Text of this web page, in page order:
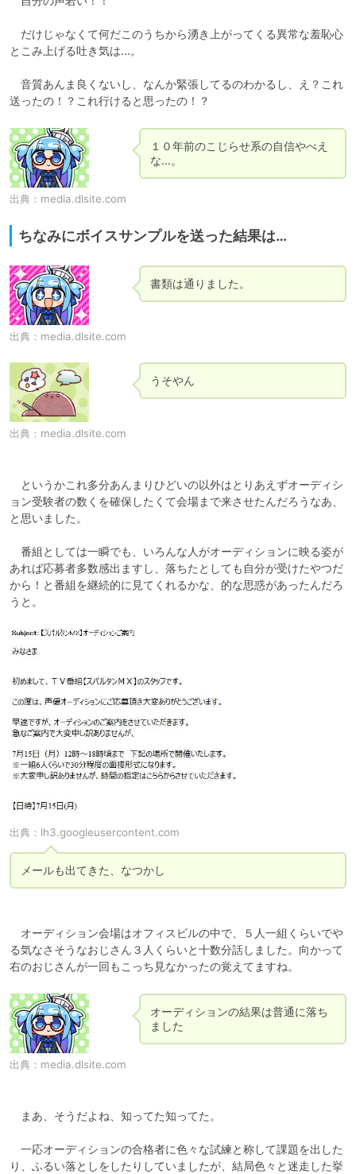
だけじゃなくて何だこのうちから湧き上がってくる異常な羞恥心
とこみ上げる吐き気は…。
音質あんま良くないし、なんか緊張してるのわかるし、え？これ
出典： media.dlsite.com
１０年前のこじらせ系の自信やべえ
ちなみにボイスサンプルを送った結果は…
出典： media.dlsite.com
出典： media.dlsite.com
うそやん
というかこれ多分あんまりひどいの以外はとりあえずオーディシ
ョン受験者の数くを確保したくて会場まで来させたんだろうなあ、
と思いました。
番組としては一瞬でも、いろんな人がオーディションに映る姿が
あれば応募者多数感出ますし、落ちたとしても自分が受けたやつだ
から！と番組を継続的に見てくれるかな、的な思惑があったんだろ
出典： lh3.googleusercontent.com
メールも出てきた、なつかし
オーディション会場はオフィスビルの中で、５人一組くらいでや
る気なさそうなおじさん３人くらいと十数分話しました。向かって
右のおじさんが一回もこっち見なかったの覚えてますね。
出典： media.dlsite.com
オーディションの結果は普通に落ち
まあ、そうだよね、知ってた知ってた。
一応オーディションの合格者に色々な試練と称して課題を出した
り、ふるい落としをしたりしていましたが、結局色々と迷走した挙